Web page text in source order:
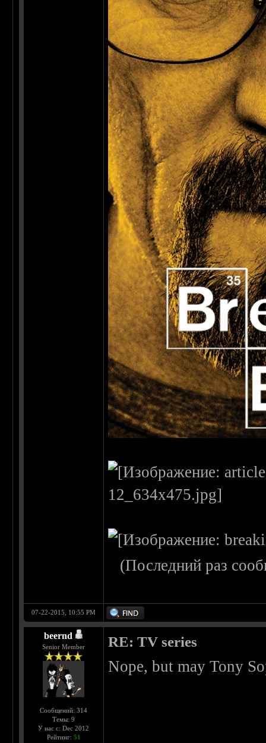
(Последний раз
07-22-2015, 10:55 PM
beernd
Senior Member
Сообщений: 314
Темы: 9
У нас с: Dec 2012
Рейтинг: 51
RE: TV series
Nope, but may Tony